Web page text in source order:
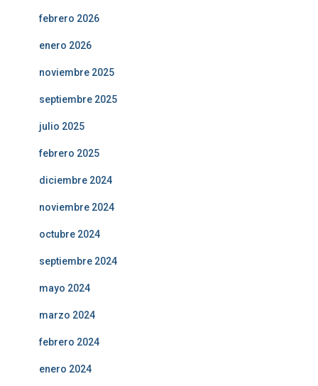
febrero 2026
enero 2026
noviembre 2025
septiembre 2025
julio 2025
febrero 2025
diciembre 2024
noviembre 2024
octubre 2024
septiembre 2024
mayo 2024
marzo 2024
febrero 2024
enero 2024